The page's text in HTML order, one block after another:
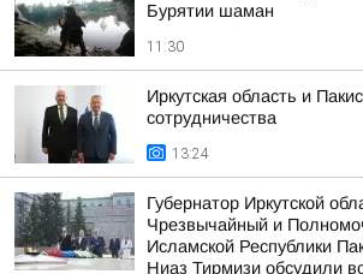
Бурятии шаман
11:30
Иркутская область и
сотрудничества
13:24
Губернатор Иркутской
Чрезвычайный и
Исламской Республики
Ниаз Тирмизи обсудили